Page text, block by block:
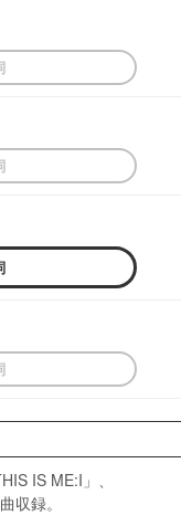
IS ME:I」、
収録。